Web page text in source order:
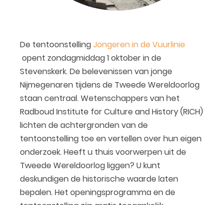
De tentoonstellingJongeren in de Vuurlinie
opent zondagmiddag 1 oktober in de
Stevenskerk. De belevenissen van jonge
Nijmegenaren tijdens de Tweede Wereldoorlog
staan centraal. Wetenschappers van het
Radboud Institute for Culture and History (RICH)
lichten de achtergronden van de
tentoonstelling toe en vertellen over hun eigen
onderzoek. Heeft u thuis voorwerpen uit de
Tweede Wereldoorlog liggen? U kunt
deskundigen de historische waarde laten
bepalen. Het openingsprogramma en de